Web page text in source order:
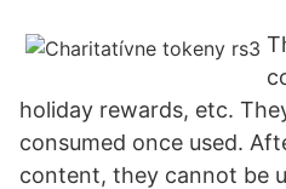
holiday rewards, etc.
consumed once used.
content, they cannot be